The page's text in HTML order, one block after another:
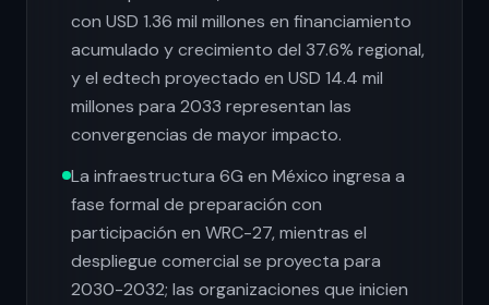
con USD 1.36 mil millones en financiamiento
acumulado y crecimiento del 37.6% regional,
y el edtech proyectado en USD 14.4 mil
millones para 2033 representan las
convergencias de mayor impacto.
La infraestructura 6G en México ingresa a
fase formal de preparación con
participación en WRC-27, mientras el
despliegue comercial se proyecta para
2030-2032; las organizaciones que inicien